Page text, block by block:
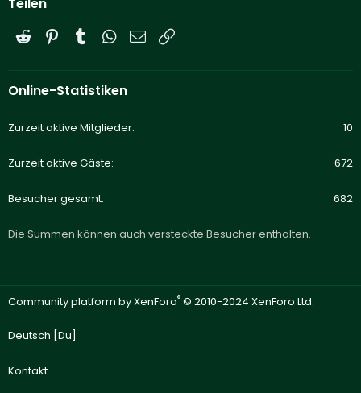
Reddit PinterestTumblrWhatsApp
E-Mail
Online-Statistiken
Zurzeit aktive Mitglieder 10
Zurzeit aktive Gäste 672
Besucher gesamt 682
Die Summen können auch versteckte Besucher enthalten.
Community platform by XenForo® © 2010-2024 XenForo Ltd.
Deutsch [Du]
Kontakt